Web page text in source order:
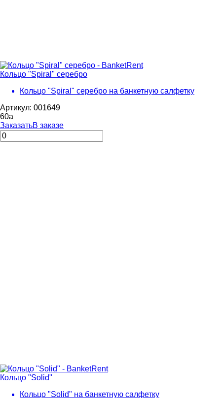
Кольцо "Spiral" серебро
Кольцо "Spiral" серебро на банкетную салфетку
Артикул: 001649
60a
ЗаказатьВ заказе
Кольцо "Solid"
Кольцо "Solid" на банкетную салфетку